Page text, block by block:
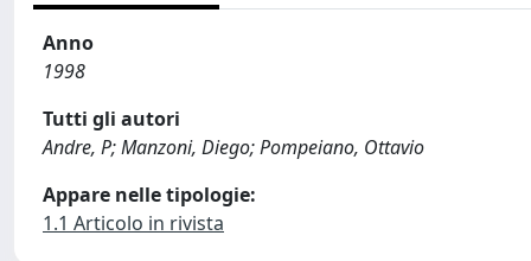
Anno
1998
Tutti gli autori
Andre, P; Manzoni, Diego; Pompeiano, Ottavio
Appare nelle tipologie:
1.1 Articolo in rivista